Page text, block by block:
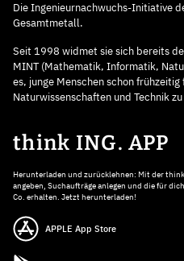
Die Ingenieurnachwuchs-Initiative
Gesamtmetall.
Seit 1998 widmet sie sich bereits
MINT (Mathematik, Informatik,
es, junge Menschen schon
Naturwissenschaften und Technik
think ING. APP
Herunterladen und zurücklehnen: Mit der
angeben, Suchaufträge anlegen und die für
Co. erhalten. Jetzt herunterladen!
APPLE App Store